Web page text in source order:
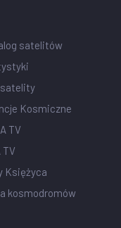
satelitów
satelity
Kosmiczne
TV
TV
Księżyca
kosmodromów